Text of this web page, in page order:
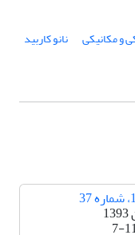
و مکانیکی نانو کاربید
7-